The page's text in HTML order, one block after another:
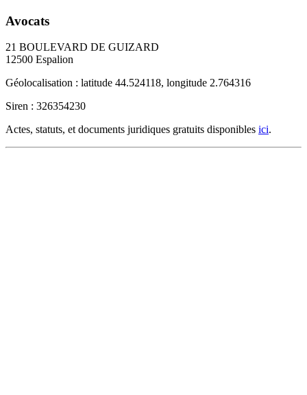
Avocats
21 BOULEVARD DE GUIZARD
12500 Espalion
Géolocalisation : latitude 44.524118, longitude 2.764316
Siren : 326354230
Actes, statuts, et documents juridiques gratuits disponibles ici.